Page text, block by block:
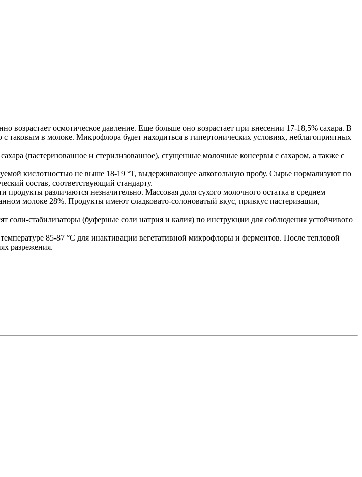
возрастает осмотическое давление. Еще больше оно возрастает при внесении 17-18,5% сахара. В
таковым в молоке. Микрофлора будет находиться в гипертонических условиях, неблагоприятных
(пастеризованное и стерилизованное), сгущенные молочные консервы с сахаром, а также с
кислотностью не выше 18-19 °Т, выдерживающее алкогольную пробу. Сырье нормализуют по
состав, соответствующий стандарту.
различаются незначительно. Массовая доля сухого молочного остатка в среднем
молоке 28%. Продукты имеют сладковато-солоноватый вкус, привкус пастеризации,
соли-стабилизаторы (буферные соли натрия и калия) по инструкции для соблюдения устойчивого
85-87 °C для инактивации вегетативной микрофлоры и ферментов. После тепловой
разрежения.